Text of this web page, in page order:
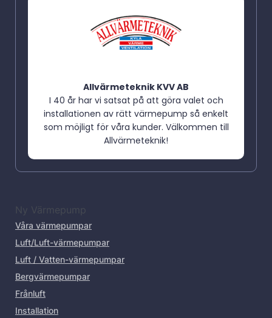
Allvärmeteknik KVV AB
I 40 år har vi satsat på att göra valet och
installationen av rätt värmepump så enkelt
som möjligt för våra kunder. Välkommen till
Allvärmeteknik!
Ny Värmepump
Våra värmepumpar
Luft/Luft-värmepumpar
Luft / Vatten-värmepumpar
Bergvärmepumpar
Frånluft
Installation